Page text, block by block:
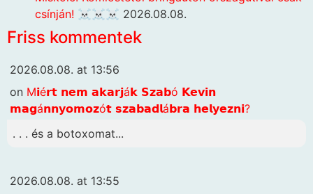
csínján! ☠️☠️☠️ 2026.08.08.
Friss kommentek
2026.08.08. at 13:56
on M𝗶é𝗿𝘁 𝗻𝗲𝗺 𝗮𝗸𝗮𝗿𝗷á𝗸 𝗦𝘇𝗮𝗯ó 𝗞𝗲𝘃𝗶𝗻
𝗺𝗮𝗴á𝗻𝗻𝘆𝗼𝗺𝗼𝘇ó𝘁 𝘀𝘇𝗮𝗯𝗮𝗱𝗹á𝗯𝗿𝗮 𝗵𝗲𝗹𝘆𝗲𝘇𝗻𝗶?
. . . és a botoxomat...
2026.08.08. at 13:55